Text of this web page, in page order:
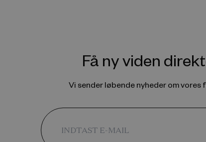
Få ny viden
Vi sender løbende nyheder om